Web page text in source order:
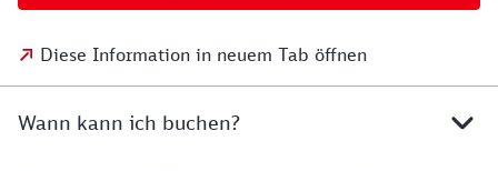
Diese Information in neuem Tab öffnen
Wann kann ich buchen?